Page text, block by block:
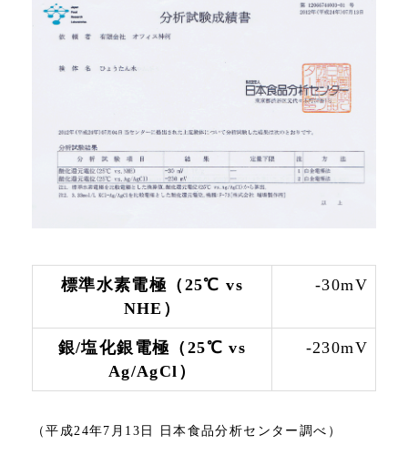
標準水素電極（25℃ vs
NHE）
-30mV
銀/塩化銀電極（25℃ vs
Ag/AgCl）
-230mV
（平成24年7月13日 日本食品分析センター調べ）